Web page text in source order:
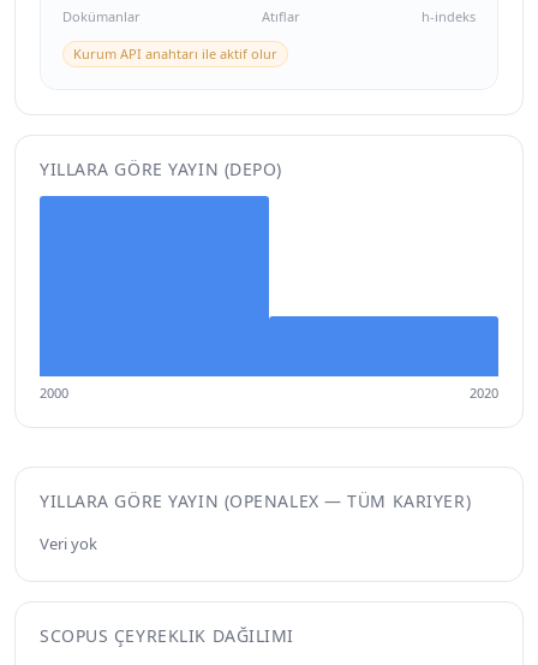
Dokümanlar Atıflar h-indeks
Kurum API anahtarı ile aktif olur
YILLARA GÖRE YAYIN (DEPO)
2000 2020
YILLARA GÖRE YAYIN (OPENALEX — TÜM KARIYER)
Veri yok
SCOPUS ÇEYREKLIK DAĞILIMI